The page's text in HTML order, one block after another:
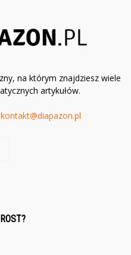
na którym znajdziesz wiele
artykułów.
kontakt@diapazon.pl